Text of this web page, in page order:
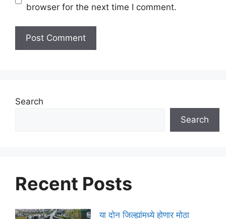
browser for the next time I comment.
Search
Search
Recent Posts
या दोन जिल्ह्यांमध्ये होणार मोठा